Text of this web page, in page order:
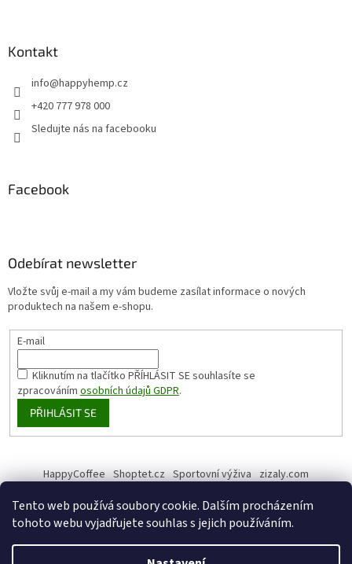
Tento web používá soubory cookie. Dalším procházením
tohoto webu vyjadřujete souhlas s jejich používáním.
Kontakt
info@happyhemp.cz
+420 777 978 000
Sledujte nás na facebooku
Facebook
Odebírat newsletter
Vložte svůj e-mail a my vám budeme zasílat informace o nových
produktech na našem e-shopu.
E-mail
Kliknutím na tlačítko PŘÍHLÁSIT SEsouhlasíte se
zpracovánímosobních údajů GDPR.
PŘIHLÁSIT SE
HappyCoffee Shoptet.cz Sportovní výživa zizaly.com